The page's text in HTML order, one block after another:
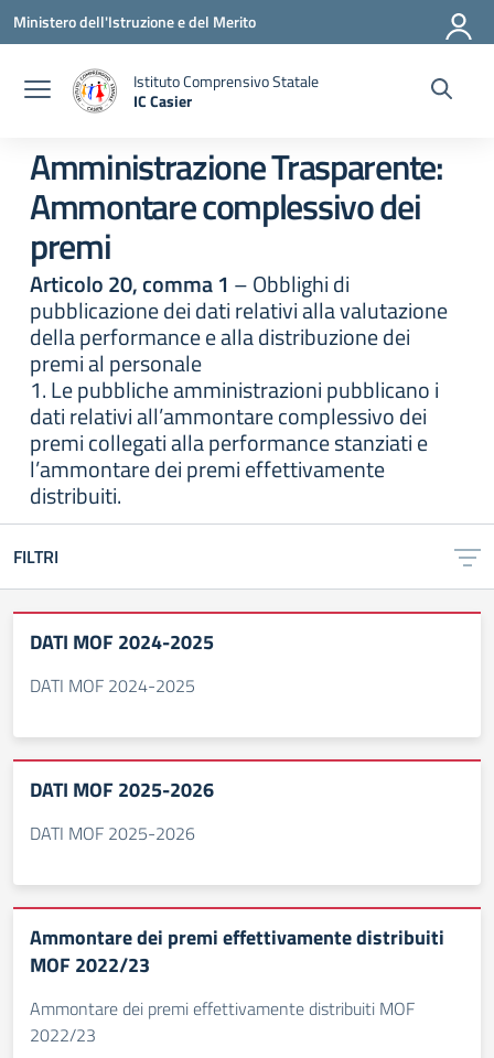
Vai ai contenuti
Vai al menu di navigazione
Vai al footer
Ministero dell'Istruzione e del Merito
Istituto Comprensivo Statale
IC Casier
Amministrazione Trasparente:
Ammontare complessivo dei
premi
Articolo 20, comma 1 – Obblighi di
pubblicazione dei dati relativi alla valutazione
della performance e alla distribuzione dei
premi al personale
1. Le pubbliche amministrazioni pubblicano i
dati relativi all’ammontare complessivo dei
premi collegati alla performance stanziati e
l’ammontare dei premi effettivamente
distribuiti.
FILTRI
DATI MOF 2024-2025
DATI MOF 2024-2025
DATI MOF 2025-2026
DATI MOF 2025-2026
Ammontare dei premi effettivamente distribuiti
MOF 2022/23
Ammontare dei premi effettivamente distribuiti MOF
2022/23